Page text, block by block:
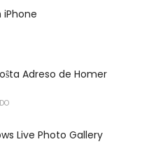
iPhone
Adreso de Homer
Live Photo Gallery